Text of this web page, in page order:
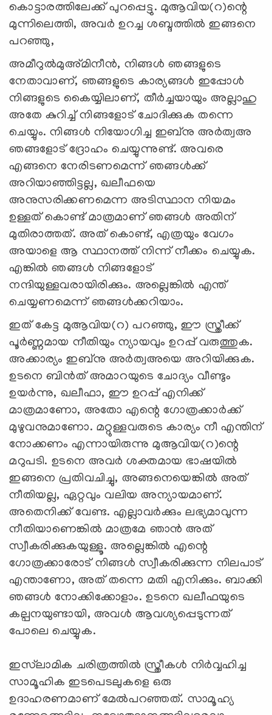
കൊട്ടാരത്തിലേക്ക് പുറപ്പെട്ടു. മുആവിയ(റ)ന്റെ
മുന്നിലെത്തി, അവര്‍ ഉറച്ച ശബ്ദത്തില്‍ ഇങ്ങനെ
പറഞ്ഞു,
അമീറുല്‍മുഅ്മിനീന്‍, നിങ്ങള്‍ ഞങ്ങളുടെ
നേതാവാണ്, ഞങ്ങളുടെ കാര്യങ്ങള്‍ ഇപ്പോള്‍
നിങ്ങളുടെ കൈയ്യിലാണ്, തീര്‍ച്ചയായും അല്ലാഹു
അതേ കുറിച്ച് നിങ്ങളോട് ചോദിക്കുക തന്നെ
ചെയ്യും. നിങ്ങള്‍ നിയോഗിച്ച ഇബ്നു അര്‍ത്വഅ
ഞങ്ങളോട് ദ്രോഹം ചെയ്യുന്നുണ്ട്. അവരെ
എങ്ങനെ നേരിടണമെന്ന് ഞങ്ങള്‍ക്ക്
അറിയാഞ്ഞിട്ടല്ല, ഖലീഫയെ
അനുസരിക്കണമെന്ന അടിസ്ഥാന നിയമം
ഉള്ളത് കൊണ്ട് മാത്രമാണ് ഞങ്ങള്‍ അതിന്
മുതിരാത്തത്. അത് കൊണ്ട്, എത്രയും വേഗം
അയാളെ ആ സ്ഥാനത്ത് നിന്ന് നീക്കം ചെയ്യുക.
എങ്കില്‍ ഞങ്ങള്‍ നിങ്ങളോട്
നന്ദിയുള്ളവരായിരിക്കും. അല്ലെങ്കില്‍ എന്ത്
ചെയ്യണമെന്ന് ഞങ്ങള്‍ക്കറിയാം.
ഇത് കേട്ട മുആവിയ(റ) പറഞ്ഞു, ഈ സ്ത്രീക്ക്
പൂര്‍ണ്ണമായ നീതിയും ന്യായവും ഉറപ്പ് വരുത്തുക.
അക്കാര്യം ഇബ്നു അര്‍ത്വഅയെ അറിയിക്കുക.
ഉടനെ ബിന്‍ത് അമാറയുടെ ചോദ്യം വീണ്ടും
ഉയര്‍ന്നു, ഖലീഫാ, ഈ ഉറപ്പ് എനിക്ക്
മാത്രമാണോ, അതോ എന്റെ ഗോത്രക്കാര്‍ക്ക്
മുഴുവനുമാണോ. മറ്റുള്ളവരുടെ കാര്യം നീ എന്തിന്
നോക്കണം എന്നായിരുന്നു മുആവിയ(റ)ന്റെ
മറുപടി. ഉടനെ അവര്‍ ശക്തമായ ഭാഷയില്‍
ഇങ്ങനെ പ്രതിവചിച്ചു, അങ്ങനെയെങ്കില്‍ അത്
നീതിയല്ല, ഏറ്റവും വലിയ അന്യായമാണ്.
അതെനിക്ക് വേണ്ട. എല്ലാവര്‍ക്കും ലഭ്യമാവുന്ന
നീതിയാണെങ്കില്‍ മാത്രമേ ഞാന്‍ അത്
സ്വീകരിക്കുകയുള്ളൂ. അല്ലെങ്കില്‍ എന്റെ
ഗോത്രക്കാരോട് നിങ്ങള്‍ സ്വീകരിക്കുന്ന നിലപാട്
എന്താണോ, അത് തന്നെ മതി എനിക്കും. ബാക്കി
ഞങ്ങള്‍ നോക്കിക്കോളാം. ഉടനെ ഖലീഫയുടെ
കല്പനയുണ്ടായി, അവള്‍ ആവശ്യപ്പെടുന്നത്
പോലെ ചെയ്യുക.
ഇസ്‍ലാമിക ചരിത്രത്തില്‍ സ്ത്രീകള്‍ നിര്‍വ്വഹിച്ച
സാമൂഹിക ഇടപെടലുകളെ ഒരു
ഉദാഹരണമാണ് മേല്‍പറഞ്ഞത്. സാമൂഹ്യ